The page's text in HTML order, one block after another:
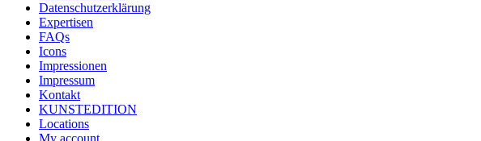
Datenschutzerklärung
Expertisen
FAQs
Icons
Impressionen
Impressum
Kontakt
KUNSTEDITION
Locations
My account